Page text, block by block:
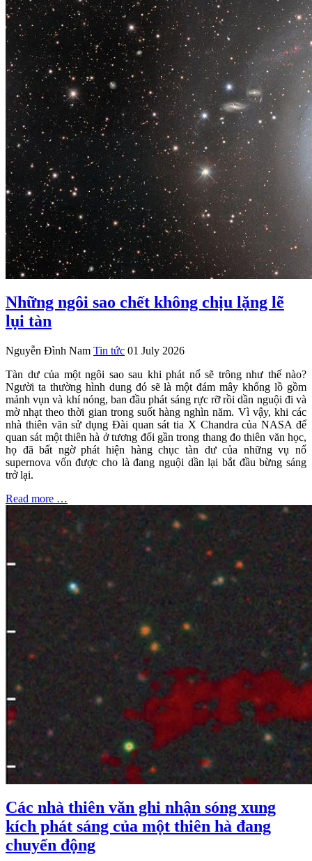
Những ngôi sao chết không chịu lặng lẽ
lụi tàn
Nguyễn Đình Nam Tin tức 01 July 2026
Tàn dư của một ngôi sao sau khi phát nổ sẽ trông như thế nào?
Người ta thường hình dung đó sẽ là một đám mây khổng lồ gồm
mảnh vụn và khí nóng, ban đầu phát sáng rực rỡ rồi dần nguội đi và
mờ nhạt theo thời gian trong suốt hàng nghìn năm. Vì vậy, khi các
nhà thiên văn sử dụng Đài quan sát tia X Chandra của NASA để
quan sát một thiên hà ở tương đối gần trong thang đo thiên văn học,
họ đã bất ngờ phát hiện hàng chục tàn dư của những vụ nổ
supernova vốn được cho là đang nguội dần lại bắt đầu bừng sáng
trở lại.
Read more …
Các nhà thiên văn ghi nhận sóng xung
kích phát sáng của một thiên hà đang
chuyển động